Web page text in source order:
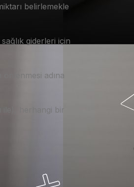
belirlemekle
giderleri için
adına
ile), herhangi bir